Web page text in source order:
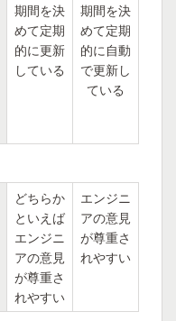
期間を決
めて定期
的に更新
している
期間を決
めて定期
的に自動
で更新し
ている
どちらか
といえば
エンジニ
アの意見
が尊重さ
れやすい
エンジニ
アの意見
が尊重さ
れやすい